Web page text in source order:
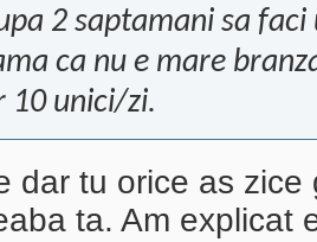
2 saptamani sa
ca nu e mare
10 unici/zi.
dar tu orice as
ta. Am explicat